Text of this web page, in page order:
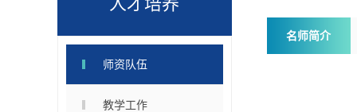
师资队伍
教学工作
名师简介